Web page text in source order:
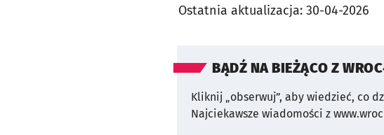
Ostatnia aktualizacja: 30-04-2026
BĄDŹ NA BIEŻĄCO Z
Kliknij „obserwuj”, aby wiedzieć, co
Najciekawsze wiadomości z